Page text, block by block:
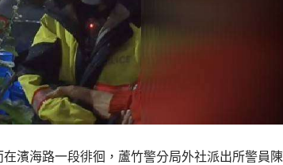
濱海路一段徘徊，蘆竹警分局外社派出所警員陳